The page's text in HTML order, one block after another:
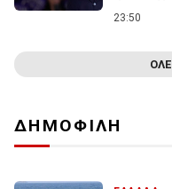
23:50
ΔΗΜΟΦΙΛΗ